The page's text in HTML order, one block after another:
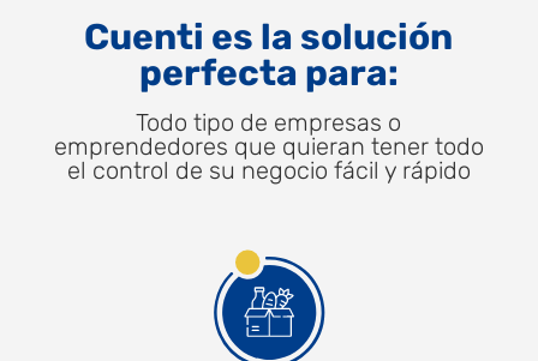
Cuenti es la solución
perfecta para:
Todo tipo de empresas o
emprendedores que quieran tener todo
el control de su negocio fácil y rápido